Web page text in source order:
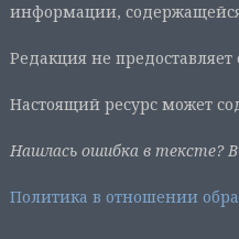
информации,
Редакция не
Настоящий ресурс может
Нашлась ошибка в тексте?
Политика в отношении